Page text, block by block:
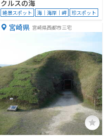
クルスの海
絶景スポット 海｜海岸｜岬 珍スポット
宮崎県 宮崎県西都市三宅